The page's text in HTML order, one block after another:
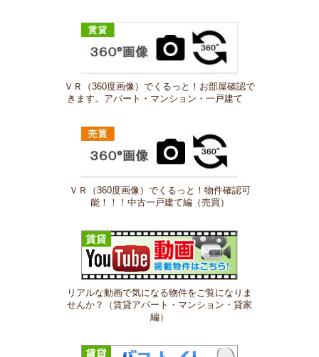
ＶＲ（360度画像）でくるっと！お部屋確認で
きます。アパート・マンション・一戸建て
ＶＲ（360度画像）でくるっと！物件確認可
能！！！中古一戸建て編（売買）
リアルな動画で気になる物件をご覧になりま
せんか？（賃貸アパート・マンション・貸家
編）